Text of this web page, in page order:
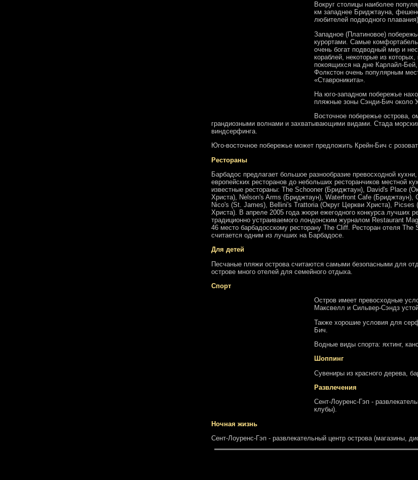
Вокруг столицы наиболее
км западнее Бриджтауна,
любителей подводного
Западное (Платиновое)
курортами. Самые
очень богат подводный мир и
кораблей, некоторые из
покоящихся на дне Карлайл-
Фолкстон очень популярным
«Ставроникита».
На юго-западном побережье
пляжные зоны Сэнди-Бич около
Восточное побережье острова,
грандиозными волнами и захватывающими видами. Стада
виндсерфинга.
Юго-восточное побережье может предложить Крейн-Бич с
Рестораны
Барбадос предлагает большое разнообразие превосходной
европейских ресторанов до небольших ресторанчиков местной
известные рестораны: The Schooner (Бриджтаун), David's Place
Христа), Nelson's Arms (Бриджтаун), Waterfront Cafe (Бриджтаун),
Nico's (St. James), Bellini's Trattoria (Округ Церкви Христа), Picses
Христа). В апреле 2005 года жюри ежегодного конкурса лучших
традиционно устраиваемого лондонским журналом Restaurant
46 место барбадосскому ресторану The Cliff. Ресторан отеля The
считается одним из лучших на Барбадосе.
Для детей
Песчаные пляжи острова считаются самыми безопасными для
острове много отелей для семейного отдыха.
Спорт
Остров имеет превосходные
Максвелл и Сильвер-Сэндз
Также хорошие условия для
Бич.
Водные виды спорта: яхтинг,
Шоппинг
Сувениры из красного дерева,
Развлечения
Сент-Лоуренс-Гэп -
клубы).
Ночная жизнь
Сент-Лоуренс-Гэп - развлекательный центр острова (магазины,